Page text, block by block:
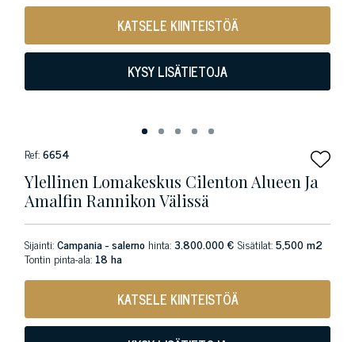
KATSELE KIINTEISTÖÄ
KYSY LISÄTIETOJA
Ref:6654
Ylellinen Lomakeskus Cilenton Alueen Ja
Amalfin Rannikon Välissä
Sijainti:Campania - salerno hinta:3.800.000 € Sisätilat:5,500 m2
Tontin pinta-ala: 18 ha
KATSELE KIINTEISTÖÄ